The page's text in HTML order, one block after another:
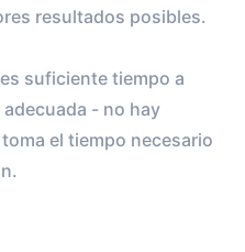
resultados posibles.
suficiente tiempo a
- no hay
el tiempo necesario